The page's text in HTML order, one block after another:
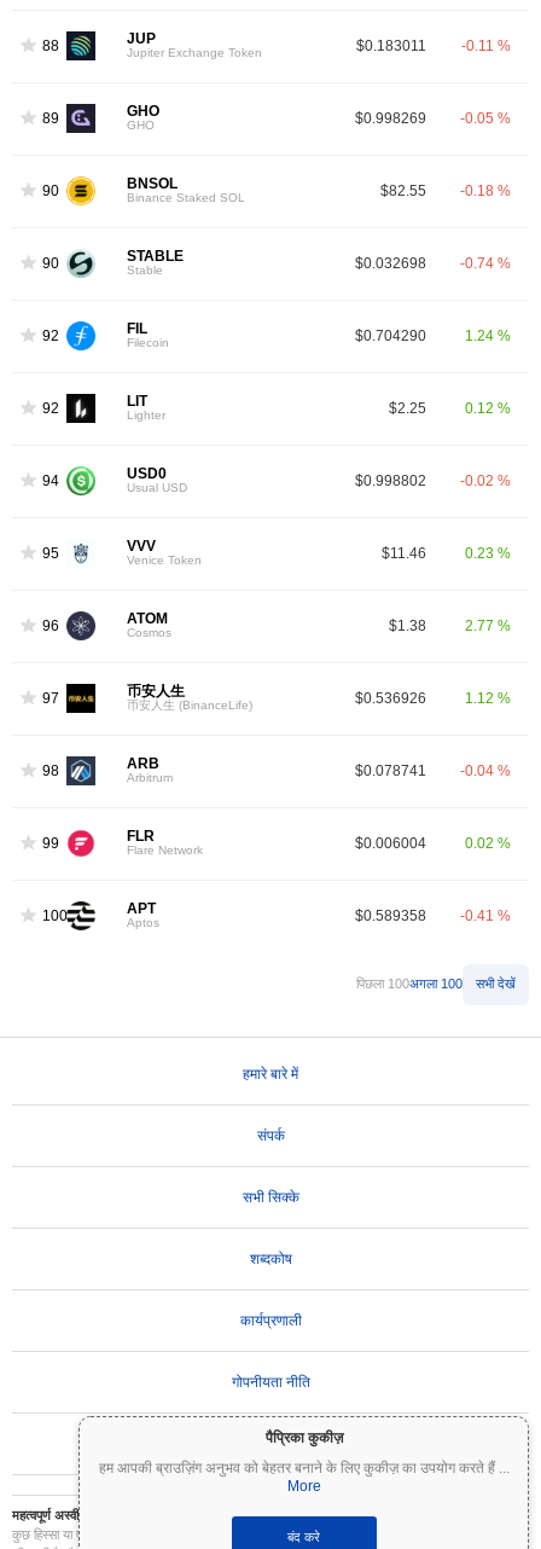
पैप्रिका कुकीज़
हम आपकी ब्राउज़िंग अनुभव को बेहतर बनाने के लिए कुकीज़ का उपयोग करते हैं ...
More
बंद करे
88 JUP
Jupiter Exchange Token $0.183011 -0.11 %
89 GHO
GHO $0.998269 -0.05 %
90 BNSOL
Binance Staked SOL $82.55 -0.18 %
90 STABLE
Stable $0.032698 -0.74 %
92 FIL
Filecoin $0.704290 1.24 %
92 LIT
Lighter $2.25 0.12 %
94 USD0
Usual USD $0.998802 -0.02 %
95 VVV
Venice Token $11.46 0.23 %
96 ATOM
Cosmos $1.38 2.77 %
97 币安人生
币安人生 (BinanceLife) $0.536926 1.12 %
98 ARB
Arbitrum $0.078741 -0.04 %
99 FLR
Flare Network $0.006004 0.02 %
100 APT
Aptos $0.589358 -0.41 %
पिछला 100अगला 100 सभी देखें
हमारे बारे में
संपर्क
सभी सिक्के
शब्दकोष
कार्यप्रणाली
गोपनीयता नीति
उपयोग की शर्तें
महत्वपूर्ण अस्वीकरण:
क्रिप्टोकरेंसी अत्यधिक अस्थिर हैं और इनमें महत्वपूर्ण जोखिम शामिल है। आप अपने निवेश का
कुछ हिस्सा या पूरा निवेश खो सकते हैं। Coinpaprika पर सभी जानकारी केवल सूचनात्मक उद्देश्यों के लिए प्रदान